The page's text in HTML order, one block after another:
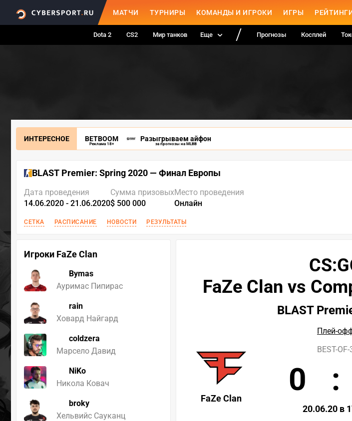
МАТЧИ ТУРНИРЫ КОМАНДЫ И ИГРОКИ ИГРЫ
Dota 2 CS2 Мир танков Еще Прогнозы Косплей
ИНТЕРЕСНОЕ BETBOOM
Реклама 18+
Разыгрываем айфон
за прогнозы на MLBB
BLAST Premier: Spring 2020 — Финал Европы
Дата проведения
14.06.2020 - 21.06.2020
Сумма призовых
$ 500 000
Место проведения
Онлайн
СЕТКА РАСПИСАНИЕ НОВОСТИ РЕЗУЛЬТАТЫ
Игроки FaZe Clan
Bymas
Ауримас Пипирас
rain
Ховард Найгард
coldzera
Марсело Давид
NiKo
Никола Ковач
broky
Хельвийс Сауканц
FaZe Clan vs
BLAST
Плей-
FaZe Clan
BEST-OF-
0 :
20.06.20 в